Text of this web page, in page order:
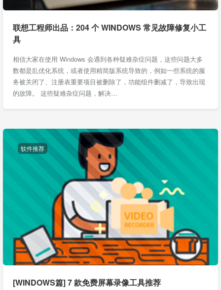
联想工程师出品：204 个 WINDOWS 常见故障修复小工
具
相信大家在使用 Windows 会遇到各种疑难杂症问题，这些问题大多
数都是乱优化系统，或者使用精简版系统导致的，例如一些系统的服
务被关闭了、注册表重要项目被删除了，功能组件删减了，导致出现
的故障。 这些疑难杂症问题，解决…
软件推荐
[WINDOWS篇] 7 款免费屏幕录像工具推荐